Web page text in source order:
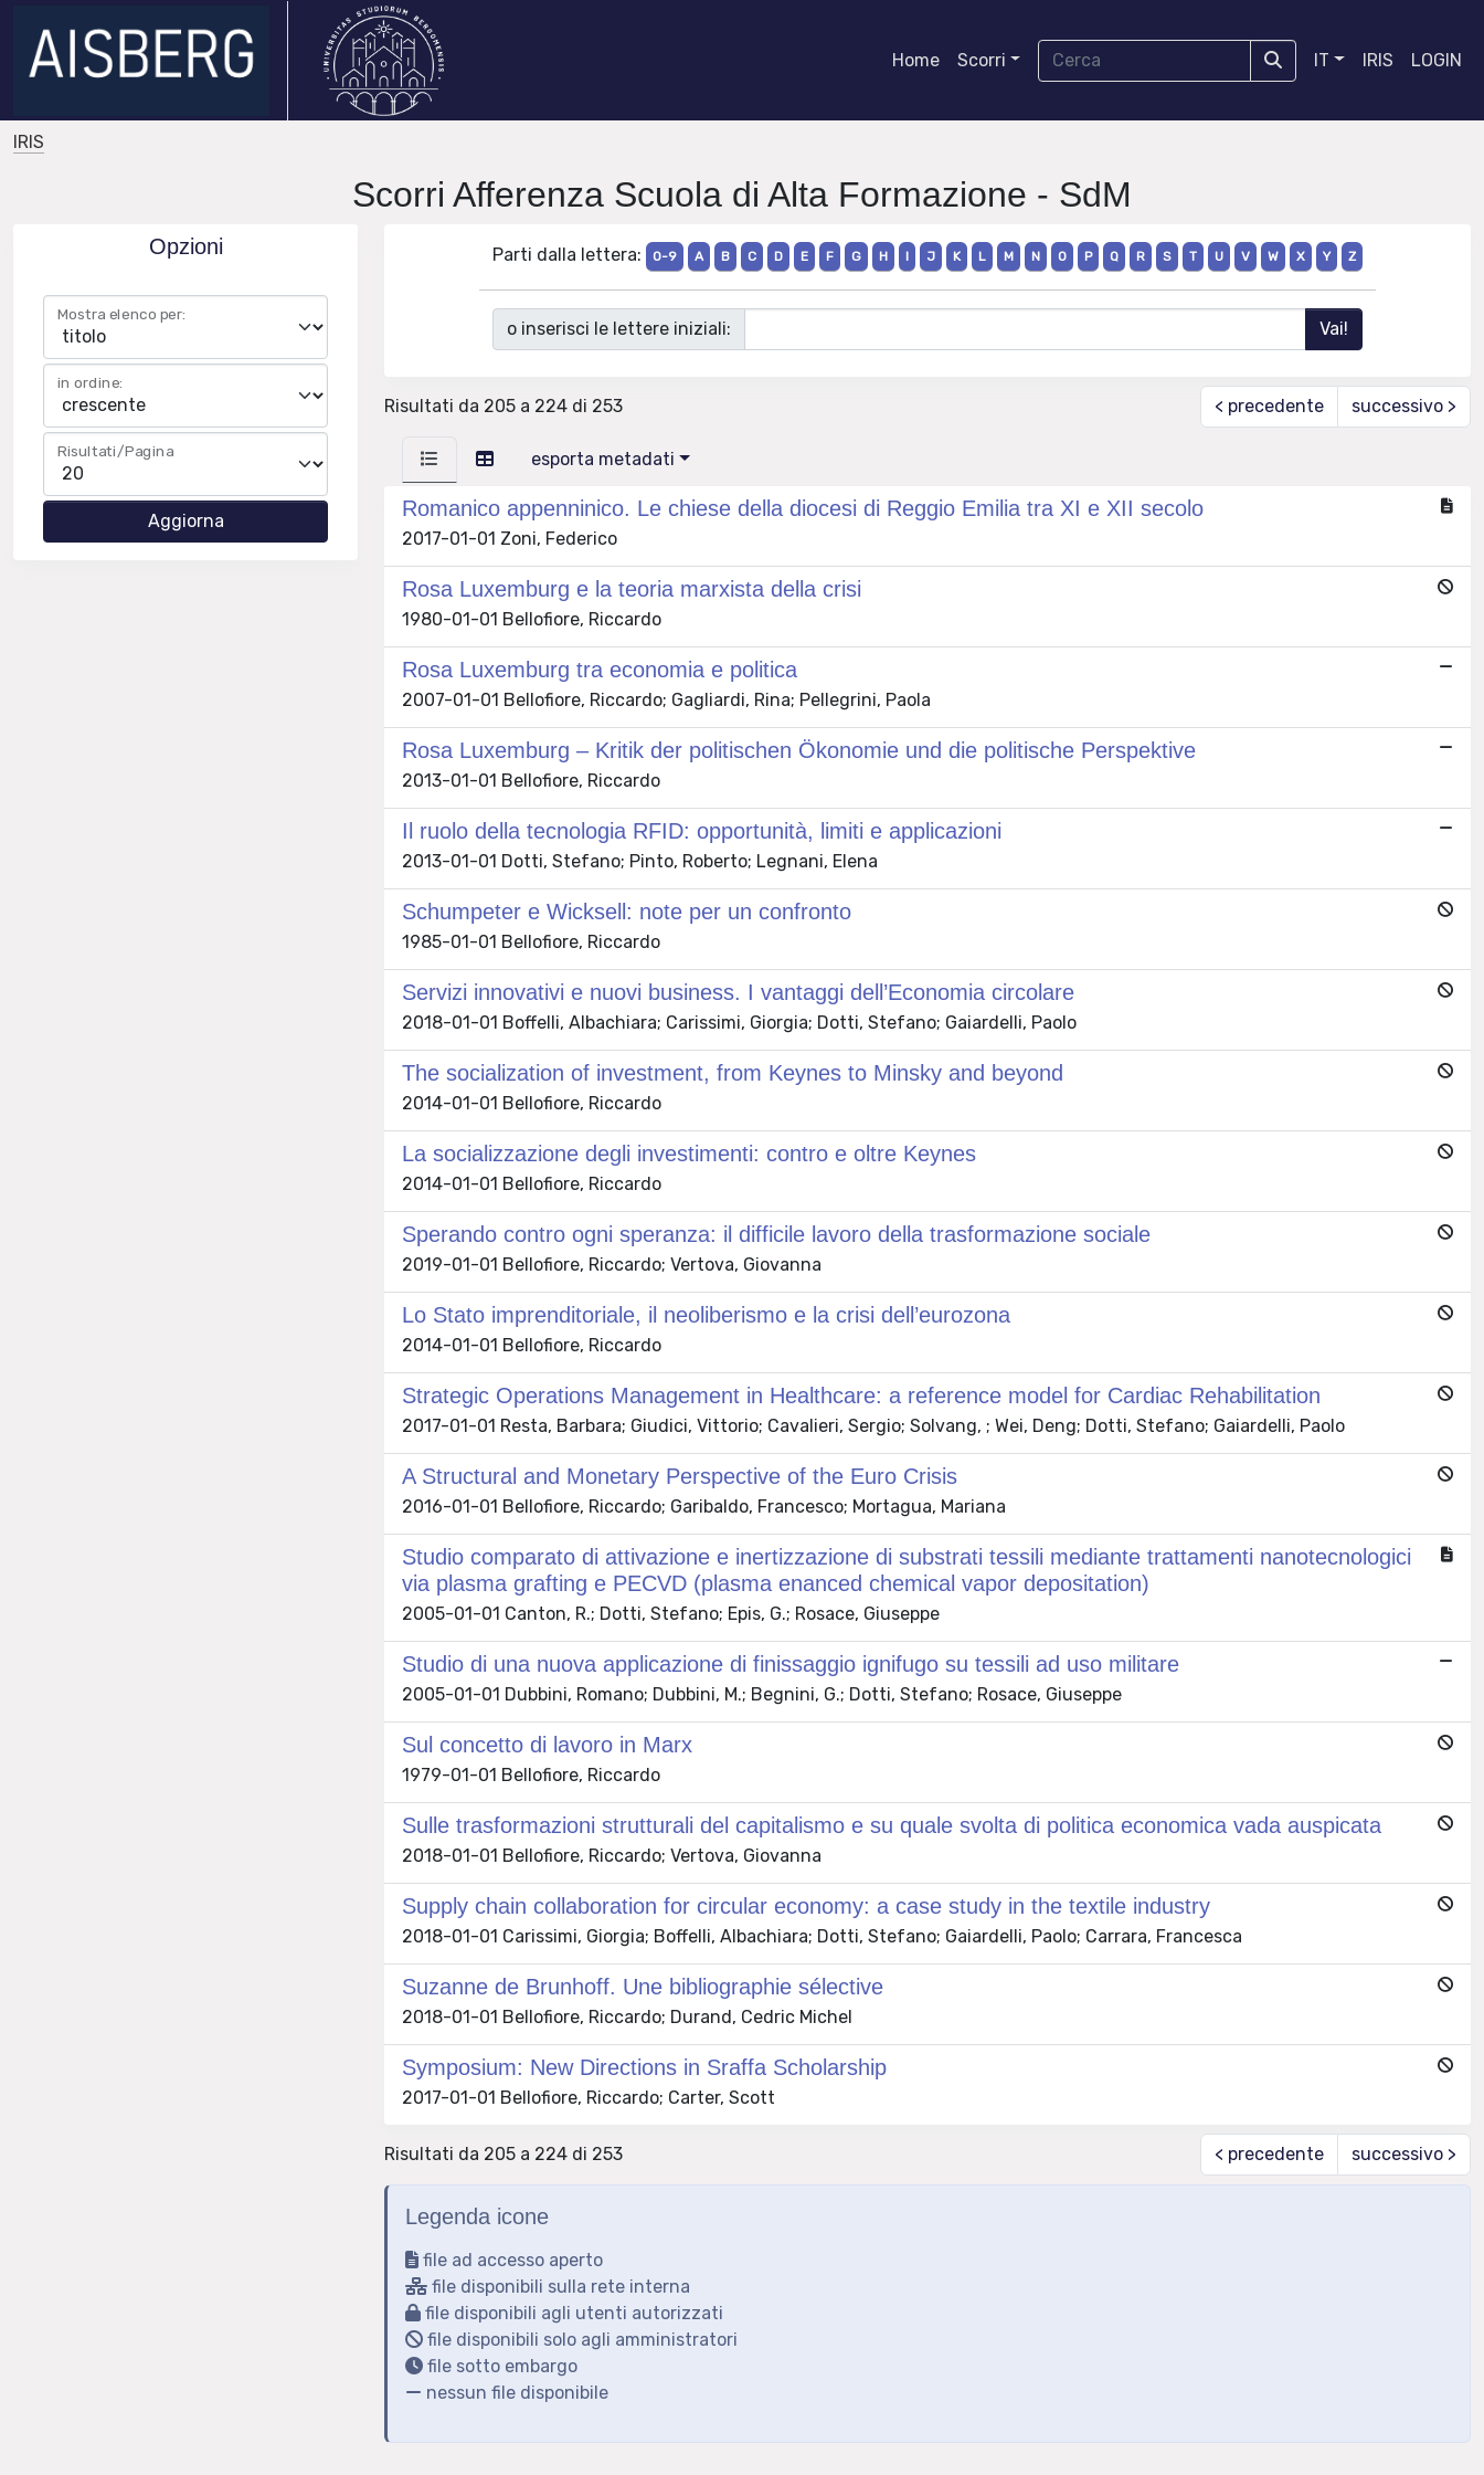
Home Scorri IT IRIS LOGIN
IRIS
Scorri Afferenza Scuola di Alta Formazione - SdM
Opzioni
Mostra elenco per:
in ordine:
Risultati/Pagina
Parti dalla lettera: 0-9 A B C D E F G H I J K L M N O P Q R S T U V W X Y Z
o inserisci le lettere iniziali:
Risultati da 205 a 224 di 253 < precedente successivo >
esporta metadati
Romanico appenninico. Le chiese della diocesi di Reggio Emilia tra XI e XII secolo
2017-01-01 Zoni, Federico
Rosa Luxemburg e la teoria marxista della crisi
1980-01-01 Bellofiore, Riccardo
Rosa Luxemburg tra economia e politica
2007-01-01 Bellofiore, Riccardo; Gagliardi, Rina; Pellegrini, Paola
Rosa Luxemburg – Kritik der politischen Ökonomie und die politische Perspektive
2013-01-01 Bellofiore, Riccardo
Il ruolo della tecnologia RFID: opportunità, limiti e applicazioni
2013-01-01 Dotti, Stefano; Pinto, Roberto; Legnani, Elena
Schumpeter e Wicksell: note per un confronto
1985-01-01 Bellofiore, Riccardo
Servizi innovativi e nuovi business. I vantaggi dell’Economia circolare
2018-01-01 Boffelli, Albachiara; Carissimi, Giorgia; Dotti, Stefano; Gaiardelli, Paolo
The socialization of investment, from Keynes to Minsky and beyond
2014-01-01 Bellofiore, Riccardo
La socializzazione degli investimenti: contro e oltre Keynes
2014-01-01 Bellofiore, Riccardo
Sperando contro ogni speranza: il difficile lavoro della trasformazione sociale
2019-01-01 Bellofiore, Riccardo; Vertova, Giovanna
Lo Stato imprenditoriale, il neoliberismo e la crisi dell’eurozona
2014-01-01 Bellofiore, Riccardo
Strategic Operations Management in Healthcare: a reference model for Cardiac Rehabilitation
2017-01-01 Resta, Barbara; Giudici, Vittorio; Cavalieri, Sergio; Solvang, ; Wei, Deng; Dotti, Stefano; Gaiardelli, Paolo
A Structural and Monetary Perspective of the Euro Crisis
2016-01-01 Bellofiore, Riccardo; Garibaldo, Francesco; Mortagua, Mariana
Studio comparato di attivazione e inertizzazione di substrati tessili mediante trattamenti nanotecnologici
via plasma grafting e PECVD (plasma enanced chemical vapor depositation)
2005-01-01 Canton, R.; Dotti, Stefano; Epis, G.; Rosace, Giuseppe
Studio di una nuova applicazione di finissaggio ignifugo su tessili ad uso militare
2005-01-01 Dubbini, Romano; Dubbini, M.; Begnini, G.; Dotti, Stefano; Rosace, Giuseppe
Sul concetto di lavoro in Marx
1979-01-01 Bellofiore, Riccardo
Sulle trasformazioni strutturali del capitalismo e su quale svolta di politica economica vada auspicata
2018-01-01 Bellofiore, Riccardo; Vertova, Giovanna
Supply chain collaboration for circular economy: a case study in the textile industry
2018-01-01 Carissimi, Giorgia; Boffelli, Albachiara; Dotti, Stefano; Gaiardelli, Paolo; Carrara, Francesca
Suzanne de Brunhoff. Une bibliographie sélective
2018-01-01 Bellofiore, Riccardo; Durand, Cedric Michel
Symposium: New Directions in Sraffa Scholarship
2017-01-01 Bellofiore, Riccardo; Carter, Scott
Risultati da 205 a 224 di 253 < precedente successivo >
Legenda icone
file ad accesso aperto
file disponibili sulla rete interna
file disponibili agli utenti autorizzati
file disponibili solo agli amministratori
file sotto embargo
nessun file disponibile